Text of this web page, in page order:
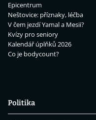
Epicentrum
Neštovice: příznaky, léčba
V čem jezdí Yamal a Mesii?
Kvízy pro seniory
Kalendář úplňků 2026
Co je bodycount?
Politika